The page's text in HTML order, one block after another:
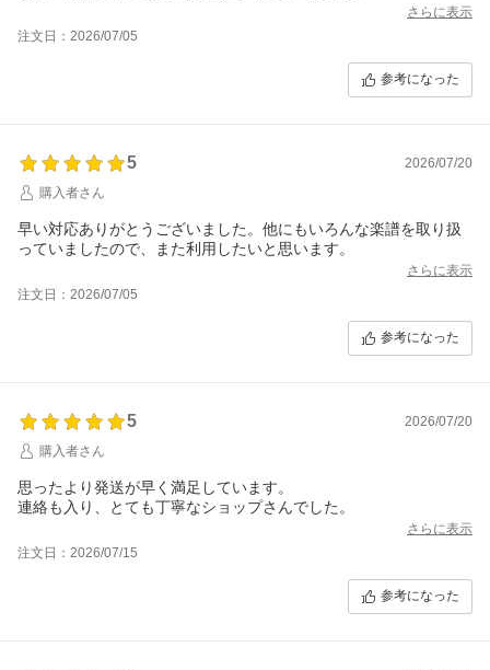
さらに表示
注文日：2026/07/05
参考になった
5
2026/07/20
購入者さん
早い対応ありがとうございました。他にもいろんな楽譜を取り扱
っていましたので、また利用したいと思います。
さらに表示
注文日：2026/07/05
参考になった
5
2026/07/20
購入者さん
思ったより発送が早く満足しています。
連絡も入り、とても丁寧なショップさんでした。
さらに表示
注文日：2026/07/15
参考になった